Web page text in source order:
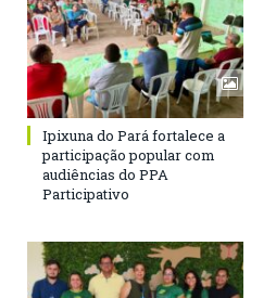
Ipixuna do Pará fortalece a
participação popular com
audiências do PPA
Participativo